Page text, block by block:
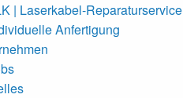
| Laserkabel-Reparaturservice
Anfertigung